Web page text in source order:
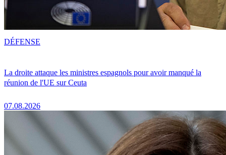
La droite attaque les ministres espagnols pour avoir manqué la
réunion de l'UE sur Ceuta
07.08.2026
DÉFENSE